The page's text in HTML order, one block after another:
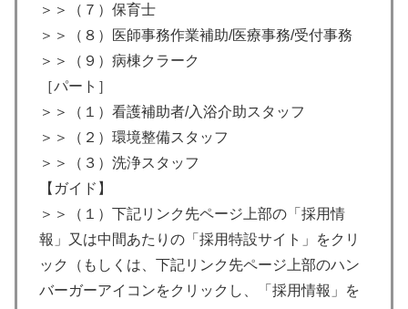
＞＞（７）保育士
＞＞（８）医師事務作業補助/医療事務/受付事務
＞＞（９）病棟クラーク
［パート］
＞＞（１）看護補助者/入浴介助スタッフ
＞＞（２）環境整備スタッフ
＞＞（３）洗浄スタッフ
【ガイド】
＞＞（１）下記リンク先ページ上部の「採用情
報」又は中間あたりの「採用特設サイト」をクリ
ック（もしくは、下記リンク先ページ上部のハン
バーガーアイコンをクリックし、「採用情報」を